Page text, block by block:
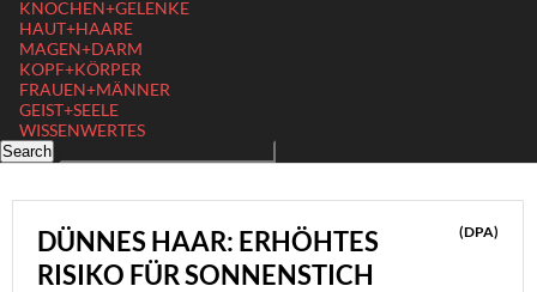
KNOCHEN+GELENKE
HAUT+HAARE
MAGEN+DARM
KOPF+KÖRPER
FRAUEN+MÄNNER
GEIST+SEELE
WISSENWERTES
DÜNNES HAAR: ERHÖHTES
RISIKO FÜR SONNENSTICH
(DPA)